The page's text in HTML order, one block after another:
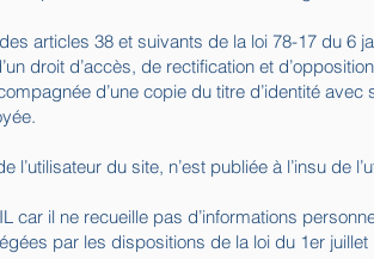
articles 38 et suivants de la loi 78-17 du 6
droit d’accès, de rectification et
d’une copie du titre d’identité
l’utilisateur du site, n’est publiée à l’insu de
car il ne recueille pas d’informations
par les dispositions de la loi du 1er